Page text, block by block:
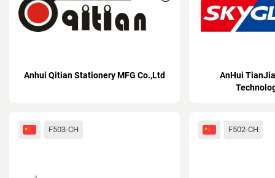
Anhui Qitian Stationery MFG Co.,Ltd
AnHui
F503-CH F502-CH